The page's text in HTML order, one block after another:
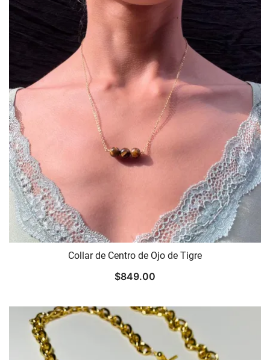
Collar de Centro de Ojo de Tigre
$849.00